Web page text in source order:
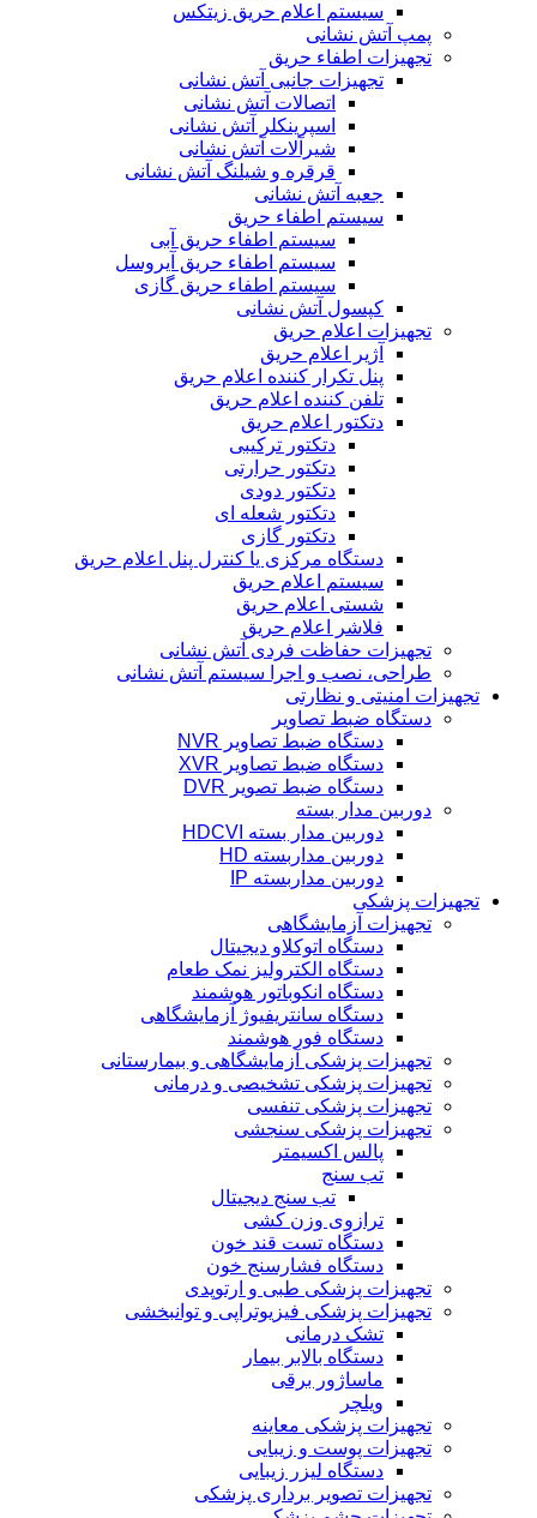
سیستم اعلام حریق زیتکس
پمپ آتش نشانی
تجهیزات اطفاء حریق
تجهیزات جانبی آتش نشانی
اتصالات آتش نشانی
اسپرینکلر آتش نشانی
شیرآلات آتش نشانی
قرقره و شیلنگ آتش نشانی
جعبه آتش نشانی
سیستم اطفاء حریق
سیستم اطفاء حریق آبی
سیستم اطفاء حریق آیروسل
سیستم اطفاء حریق گازی
کپسول آتش نشانی
تجهیزات اعلام حریق
آژیر اعلام حریق
پنل تکرار کننده اعلام حریق
تلفن کننده اعلام حریق
دتکتور اعلام حریق
دتکتور ترکیبی
دتکتور حرارتی
دتکتور دودی
دتکتور شعله ای
دتکتور گازی
دستگاه مرکزی یا کنترل پنل اعلام حریق
سیستم اعلام حریق
شستی اعلام حریق
فلاشر اعلام حریق
تجهیزات حفاظت فردی آتش نشانی
طراحی، نصب و اجرا سیستم آتش نشانی
تجهیزات امنیتی و نظارتی
دستگاه ضبط تصاویر
دستگاه ضبط تصاویر NVR
دستگاه ضبط تصاویر XVR
دستگاه ضبط تصویر DVR
دوربین مدار بسته
دوربین مدار بسته HDCVI
دوربین مداربسته HD
دوربین مداربسته IP
تجهیزات پزشکی
تجهیزات آزمایشگاهی
دستگاه اتوکلاو دیجیتال
دستگاه الکترولیز نمک طعام
دستگاه انکوباتور هوشمند
دستگاه سانتریفیوژ آزمایشگاهی
دستگاه فور هوشمند
تجهیزات پزشکی آزمایشگاهی و بیمارستانی
تجهیزات پزشکی تشخیصی و درمانی
تجهیزات پزشکی تنفسی
تجهیزات پزشکی سنجشی
پالس اکسیمتر
تب سنج
تب سنج دیجیتال
ترازوی وزن کشی
دستگاه تست قند خون
دستگاه فشارسنج خون
تجهیزات پزشکی طبی و ارتوپدی
تجهیزات پزشکی فیزیوتراپی و توانبخشی
تشک درمانی
دستگاه بالابر بیمار
ماساژور برقی
ویلچر
تجهیزات پزشکی معاینه
تجهیزات پوست و زیبایی
دستگاه لیزر زیبایی
تجهیزات تصویر برداری پزشکی